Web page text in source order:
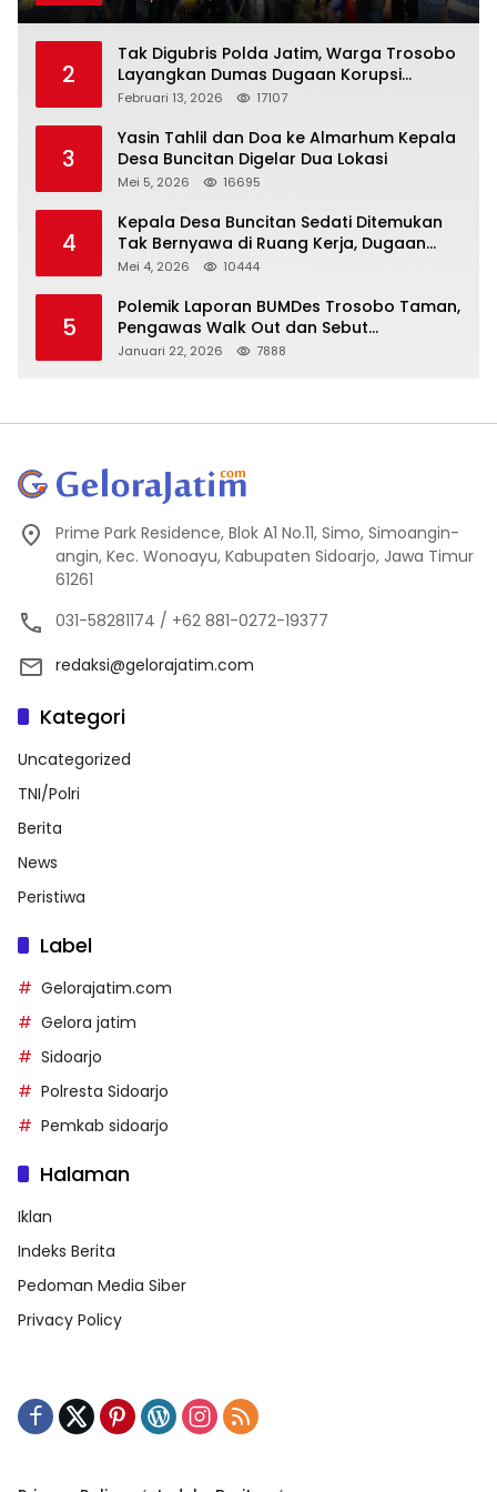
2
Tak Digubris Polda Jatim, Warga Trosobo
Layangkan Dumas Dugaan Korupsi
Oknum DPRD Sidoarjo ke Kapolri
Februari 13, 2026 17107
3
Yasin Tahlil dan Doa ke Almarhum Kepala
Desa Buncitan Digelar Dua Lokasi
Mei 5, 2026 16695
4
Kepala Desa Buncitan Sedati Ditemukan
Tak Bernyawa di Ruang Kerja, Dugaan
Bunuh Diri Menguat
Mei 4, 2026 10444
5
Polemik Laporan BUMDes Trosobo Taman,
Pengawas Walk Out dan Sebut
Kejanggalan
Januari 22, 2026 7888
Prime Park Residence, Blok A1 No.11, Simo, Simoangin-
angin, Kec. Wonoayu, Kabupaten Sidoarjo, Jawa Timur
61261
031-58281174 / +62 881-0272-19377
redaksi@gelorajatim.com
Kategori
Uncategorized
TNI/Polri
Berita
News
Peristiwa
Label
Gelorajatim.com
Gelora jatim
Sidoarjo
Polresta Sidoarjo
Pemkab sidoarjo
Halaman
Iklan
Indeks Berita
Pedoman Media Siber
Privacy Policy